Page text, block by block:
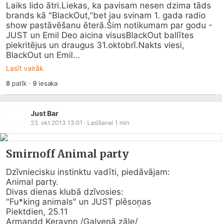
Laiks lido ātri.Liekas, ka pavisam nesen dzima tāds
brands kā "BlackOut,"bet jau svinam 1. gada radio
show pastāvēšanu ēterā.Šim notikumam par godu -
JUST un Emil Deo aicina visusBlackOut ballītes
piekritējus un draugus 31.oktobrī.Nakts viesi,
BlackOut un Emil...
Lasīt vairāk
8patīk ·9iesaka
Just Bar
23. okt 2013 13:01 · Lasīšanai 1 min
Smirnoff Animal party
Dzīvniecisku instinktu vadīti, piedāvājam:
Animal party.
Divas dienas klubā dzīvosies:
"Fu*king animals" un JUST plēsoņas
Piektdien, 25.11
Armandd Keraynn /Galvenā zāle/